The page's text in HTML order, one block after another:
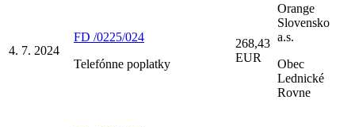
4. 7. 2024
FD /0225/024
Telefónne poplatky
268,43
EUR
Orange
Slovensko
a.s.
Obec
Lednické
Rovne